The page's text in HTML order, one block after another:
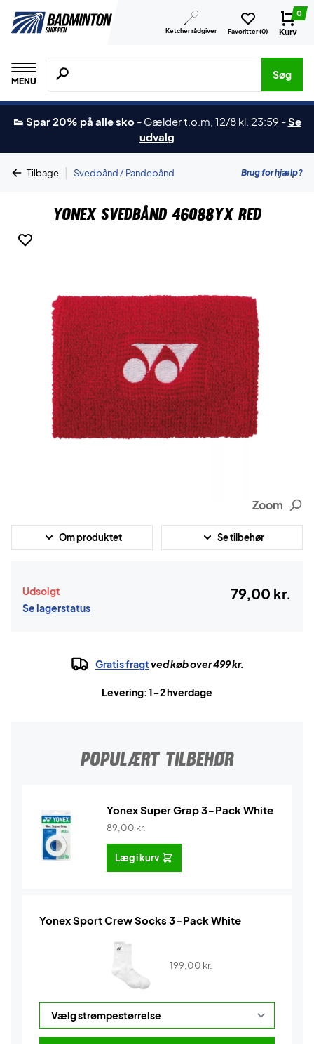
Ketcher rådgiver Favoritter (0)
0
Kurv
MENU
Søg efter produkter, mærker etc.
Søg
👟 Spar 20% på alle sko - Gælder t.o.m, 12/8 kl. 23:59 -Se
udvalg
Tilbage | Svedbånd / Pandebånd Brug for hjælp?
Yonex Svedbånd 46088YX Red
Zoom
Om produktet Se tilbehør
Udsolgt
Se lagerstatus
79,00 kr.
Gratis fragtved køb over 499 kr.
Levering: 1-2 hverdage
POPULÆRT TILBEHØR
Yonex Super Grap 3-Pack White
89,00 kr.
Læg i kurv
Yonex Sport Crew Socks 3-Pack White
199,00 kr.